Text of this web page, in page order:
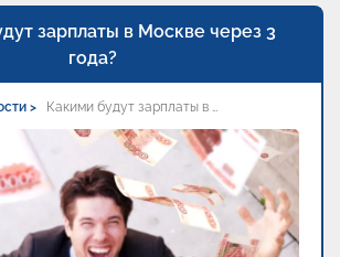
зарплаты в Москве через 3
года?
> Какими будут зарплаты в …